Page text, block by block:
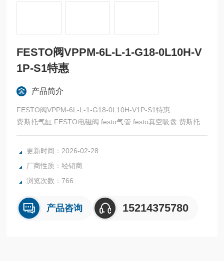
FESTO阀VPPM-6L-L-1-G18-0L10H-V
1P-S1特惠
产品简介
FESTO阀VPPM-6L-L-1-G18-0L10H-V1P-S1特惠
费斯托气缸 FESTO电磁阀 festo气管 festo真空吸盘 费斯托过
滤器 费斯托油雾器 FESTO传感器 FESTO代理
全系列产品大量现货请咨询上海茂硕机械设备有限公司
更新时间：2026-02-28
厂商性质：经销商
浏览次数：766
产品咨询 15214375780